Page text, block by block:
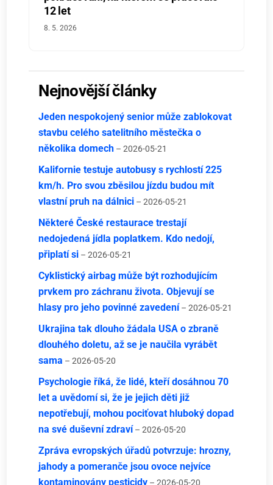
12 let
8. 5. 2026
Nejnovější články
Jeden nespokojený senior může zablokovat
stavbu celého satelitního městečka o
několika domech – 2026-05-21
Kalifornie testuje autobusy s rychlostí 225
km/h. Pro svou zběsilou jízdu budou mít
vlastní pruh na dálnici – 2026-05-21
Některé České restaurace trestají
nedojedená jídla poplatkem. Kdo nedojí,
připlatí si – 2026-05-21
Cyklistický airbag může být rozhodujícím
prvkem pro záchranu života. Objevují se
hlasy pro jeho povinné zavedení – 2026-05-21
Ukrajina tak dlouho žádala USA o zbraně
dlouhého doletu, až se je naučila vyrábět
sama – 2026-05-20
Psychologie říká, že lidé, kteří dosáhnou 70
let a uvědomí si, že je jejich děti již
nepotřebují, mohou pociťovat hluboký dopad
na své duševní zdraví – 2026-05-20
Zpráva evropských úřadů potvrzuje: hrozny,
jahody a pomeranče jsou ovoce nejvíce
kontaminovány pesticidy – 2026-05-20